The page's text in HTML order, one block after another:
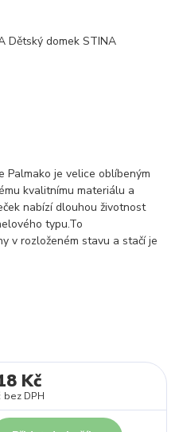
Palmako je velice oblíbeným
kvalitnímu materiálu a
nabízí dlouhou životnost
typu.To
v rozloženém stavu a stačí je
Kč
bez DPH